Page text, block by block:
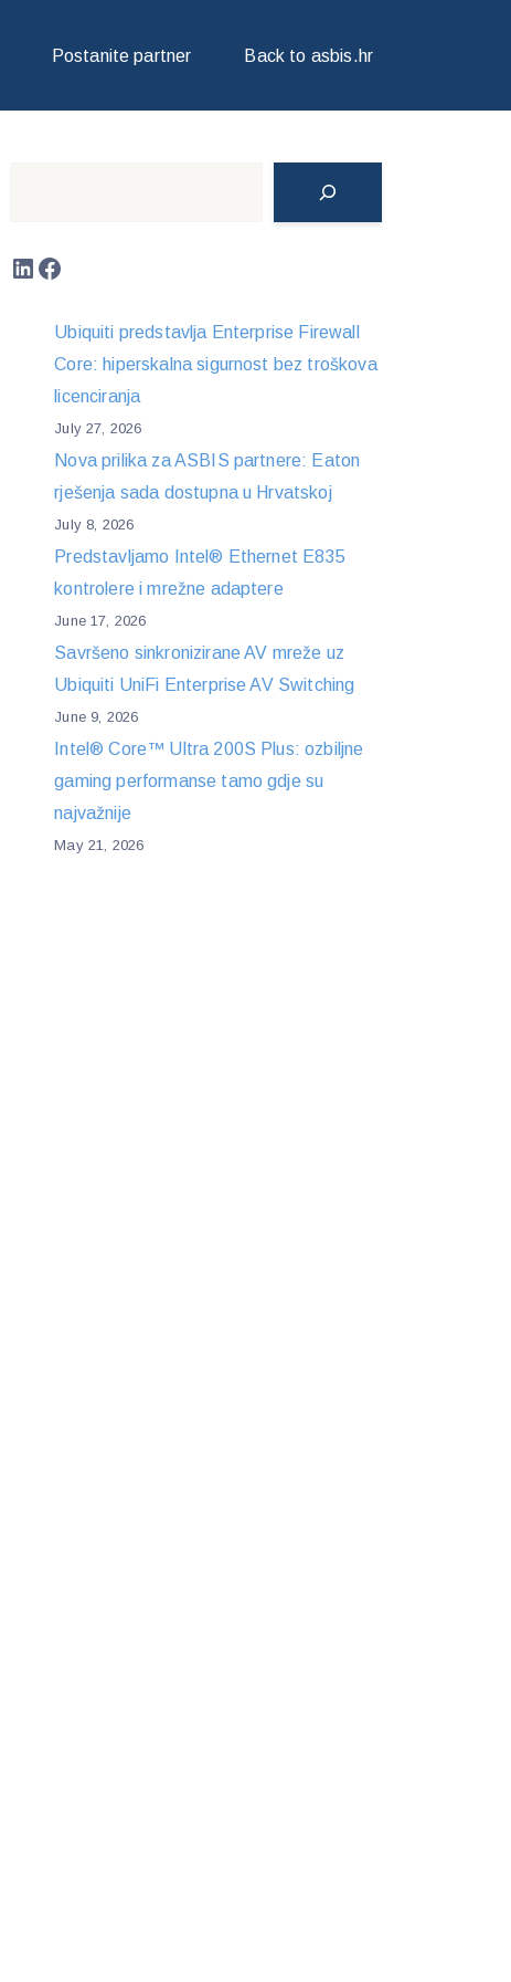
Postanite partner Back to asbis.hr
LinkedIn
Facebook
Ubiquiti predstavlja Enterprise Firewall
Core: hiperskalna sigurnost bez troškova
licenciranja
July 27, 2026
Nova prilika za ASBIS partnere: Eaton
rješenja sada dostupna u Hrvatskoj
July 8, 2026
Predstavljamo Intel® Ethernet E835
kontrolere i mrežne adaptere
June 17, 2026
Savršeno sinkronizirane AV mreže uz
Ubiquiti UniFi Enterprise AV Switching
June 9, 2026
Intel® Core™ Ultra 200S Plus: ozbiljne
gaming performanse tamo gdje su
najvažnije
May 21, 2026